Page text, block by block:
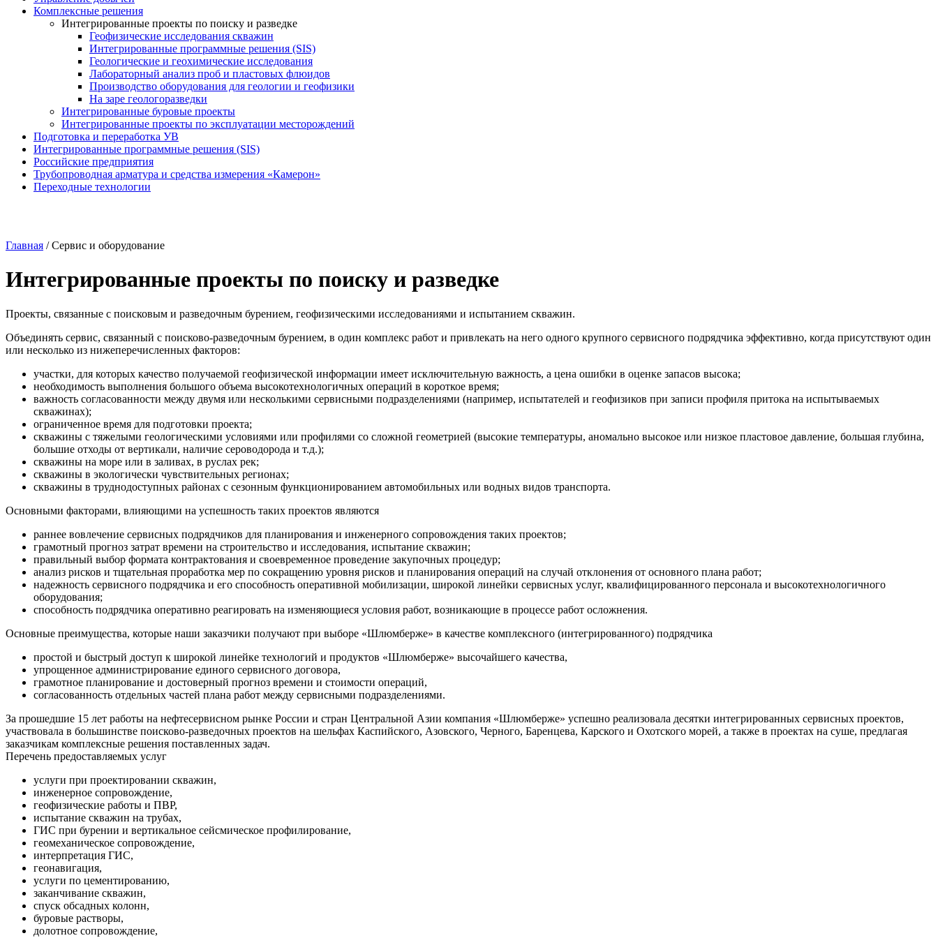
Комплексные решения
Интегрированные проекты по поиску и разведке
Геофизические исследования скважин
Интегрированные программные решения (SIS)
Геологические и геохимические исследования
Лабораторный анализ проб и пластовых флюидов
Производство оборудования для геологии и геофизики
На заре геологоразведки
Интегрированные буровые проекты
Интегрированные проекты по эксплуатации месторождений
Подготовка и переработка УВ
Интегрированные программные решения (SIS)
Российские предприятия
Трубопроводная арматура и средства измерения «Камерон»
Переходные технологии
Главная /Сервис и оборудование
Интегрированные проекты по поиску и разведке
Проекты, связанные с поисковым и разведочным бурением, геофизическими исследованиями и испытанием скважин.
Объединять сервис, связанный с поисково-разведочным бурением, в один комплекс работ и привлекать на него одного крупного сервисного подрядчика эффективно, когда присутствуют один
или несколько из нижеперечисленных факторов:
участки, для которых качество получаемой геофизической информации имеет исключительную важность, а цена ошибки в оценке запасов высока;
необходимость выполнения большого объема высокотехнологичных операций в короткое время;
важность согласованности между двумя или несколькими сервисными подразделениями (например, испытателей и геофизиков при записи профиля притока на испытываемых
скважинах);
ограниченное время для подготовки проекта;
скважины с тяжелыми геологическими условиями или профилями со сложной геометрией (высокие температуры, аномально высокое или низкое пластовое давление, большая глубина,
большие отходы от вертикали, наличие сероводорода и т.д.);
скважины на море или в заливах, в руслах рек;
скважины в экологически чувствительных регионах;
скважины в труднодоступных районах с сезонным функционированием автомобильных или водных видов транспорта.
Основными факторами, влияющими на успешность таких проектов являются
раннее вовлечение сервисных подрядчиков для планирования и инженерного сопровождения таких проектов;
грамотный прогноз затрат времени на строительство и исследования, испытание скважин;
правильный выбор формата контрактования и своевременное проведение закупочных процедур;
анализ рисков и тщательная проработка мер по сокращению уровня рисков и планирования операций на случай отклонения от основного плана работ;
надежность сервисного подрядчика и его способность оперативной мобилизации, широкой линейки сервисных услуг, квалифицированного персонала и высокотехнологичного
оборудования;
способность подрядчика оперативно реагировать на изменяющиеся условия работ, возникающие в процессе работ осложнения.
Основные преимущества, которые наши заказчики получают при выборе «Шлюмберже» в качестве комплексного (интегрированного) подрядчика
простой и быстрый доступ к широкой линейке технологий и продуктов «Шлюмберже» высочайшего качества,
упрощенное администрирование единого сервисного договора,
грамотное планирование и достоверный прогноз времени и стоимости операций,
согласованность отдельных частей плана работ между сервисными подразделениями.
За прошедшие 15 лет работы на нефтесервисном рынке России и стран Центральной Азии компания «Шлюмберже» успешно реализовала десятки интегрированных сервисных проектов,
участвовала в большинстве поисково-разведочных проектов на шельфах Каспийского, Азовского, Черного, Баренцева, Карского и Охотского морей, а также в проектах на суше, предлагая
заказчикам комплексные решения поставленных задач.
Перечень предоставляемых услуг
услуги при проектировании скважин,
инженерное сопровождение,
геофизические работы и ПВР,
испытание скважин на трубах,
ГИС при бурении и вертикальное сейсмическое профилирование,
геомеханическое сопровождение,
интерпретация ГИС,
геонавигация,
услуги по цементированию,
заканчивание скважин,
спуск обсадных колонн,
буровые растворы,
долотное сопровождение,